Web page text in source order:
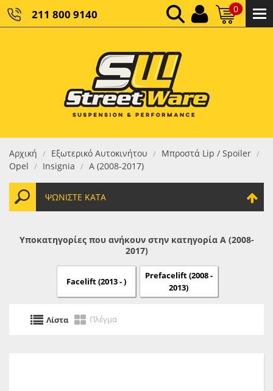
211 800 9140 0
ΚΑΘΑΡΌ ΣΎΝΟΛΟ:
ΤΕΛΙΚΌ ΣΎΝΟΛΟ:0,00 €
Αρχική / Εξωτερικό Αυτοκινήτου / Μπροστά Lip / Spoiler /
Opel / Insignia / A (2008-2017)
ΨΩΝΊΣΤΕ ΚΑΤΆ
Υποκατηγορίες που ανήκουν στην κατηγορία A (2008-
2017)
Facelift (2013 - )
Prefacelift (2008 -
2013)
Λίστα Πλέγμα